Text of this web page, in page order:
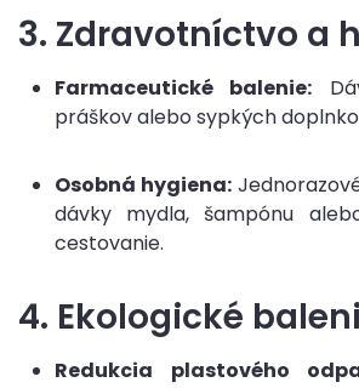
3. Zdravotníctvo a
Farmaceutické balenie:
práškov alebo sypkých
Osobná hygiena:
dávky mydla, šampónu
cestovanie.
4. Ekologické
Redukcia plastového